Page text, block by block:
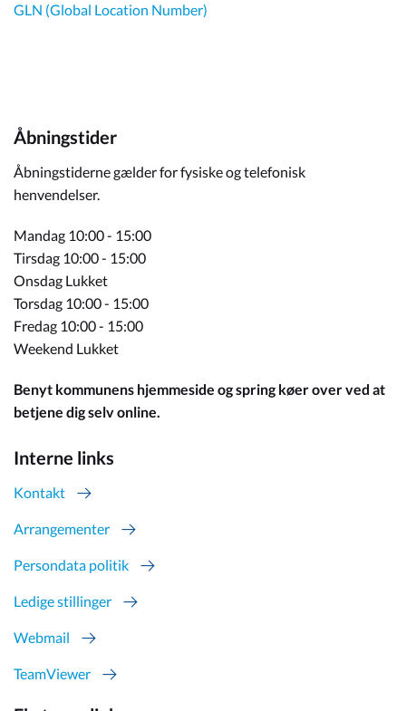
GLN (Global Location Number)
Åbningstider
Åbningstiderne gælder for fysiske og telefonisk
henvendelser.
Mandag 10:00 - 15:00
Tirsdag 10:00 - 15:00
Onsdag Lukket
Torsdag 10:00 - 15:00
Fredag 10:00 - 15:00
Weekend Lukket
Benyt kommunens hjemmeside og spring køer over ved at
betjene dig selv online.
Interne links
Kontakt
Arrangementer
Persondata politik
Ledige stillinger
Webmail
TeamViewer